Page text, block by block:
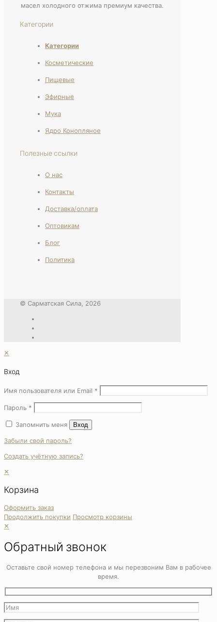
масел холодного отжима премиум качества.
Категории
Категории
Косметические
Пищевые
Эфирные
Мука
Ядро Конопляное
Полезные ссылки
О нас
Контакты
Доставка/оплата
Оптовикам
Блог
Политика
© Сарматская Сила, 2026
✕
Вход
Имя пользователя или Email *
Пароль *
Запомнить меня Вход
Забыли свой пароль?
Создать учётную запись?
✕
Корзина
Оформить заказ
Продолжить покупки Просмотр корзины
✕
Обратный звонок
Оставьте свой номер телефона и мы перезвоним Вам в рабочее
время.